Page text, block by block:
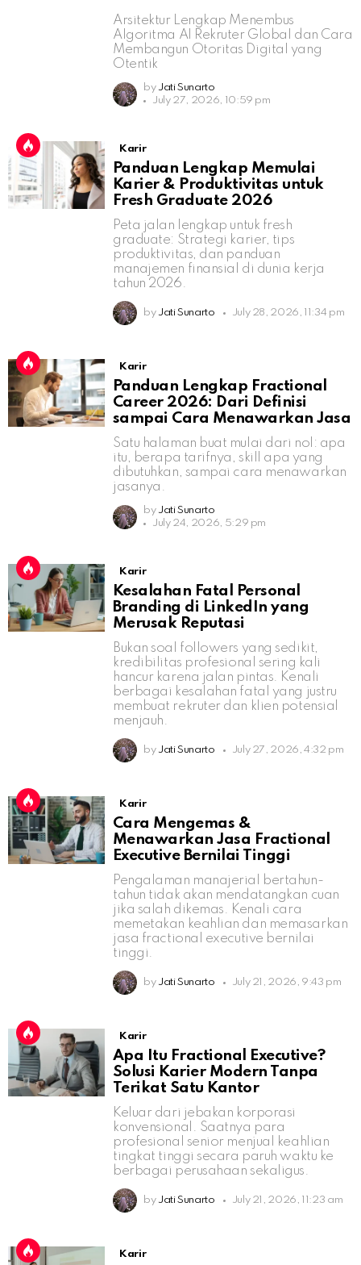
Arsitektur Lengkap Menembus
Algoritma AI Rekruter Global dan Cara
Membangun Otoritas Digital yang
Otentik
by Jati Sunarto
July 27, 2026, 10:59 pm
Karir
Panduan Lengkap Memulai
Karier & Produktivitas untuk
Fresh Graduate 2026
Peta jalan lengkap untuk fresh
graduate: Strategi karier, tips
produktivitas, dan panduan
manajemen finansial di dunia kerja
tahun 2026.
by Jati Sunarto July 28, 2026, 11:34 pm
Karir
Panduan Lengkap Fractional
Career 2026: Dari Definisi
sampai Cara Menawarkan Jasa
Satu halaman buat mulai dari nol: apa
itu, berapa tarifnya, skill apa yang
dibutuhkan, sampai cara menawarkan
jasanya.
by Jati Sunarto
July 24, 2026, 5:29 pm
Karir
Kesalahan Fatal Personal
Branding di LinkedIn yang
Merusak Reputasi
Bukan soal followers yang sedikit,
kredibilitas profesional sering kali
hancur karena jalan pintas. Kenali
berbagai kesalahan fatal yang justru
membuat rekruter dan klien potensial
menjauh.
by Jati Sunarto July 27, 2026, 4:32 pm
Karir
Cara Mengemas &
Menawarkan Jasa Fractional
Executive Bernilai Tinggi
Pengalaman manajerial bertahun-
tahun tidak akan mendatangkan cuan
jika salah dikemas. Kenali cara
memetakan keahlian dan memasarkan
jasa fractional executive bernilai
tinggi.
by Jati Sunarto July 21, 2026, 9:43 pm
Karir
Apa Itu Fractional Executive?
Solusi Karier Modern Tanpa
Terikat Satu Kantor
Keluar dari jebakan korporasi
konvensional. Saatnya para
profesional senior menjual keahlian
tingkat tinggi secara paruh waktu ke
berbagai perusahaan sekaligus.
by Jati Sunarto July 21, 2026, 11:23 am
Karir